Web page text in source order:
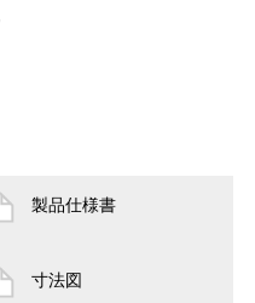
製品仕様書
寸法図